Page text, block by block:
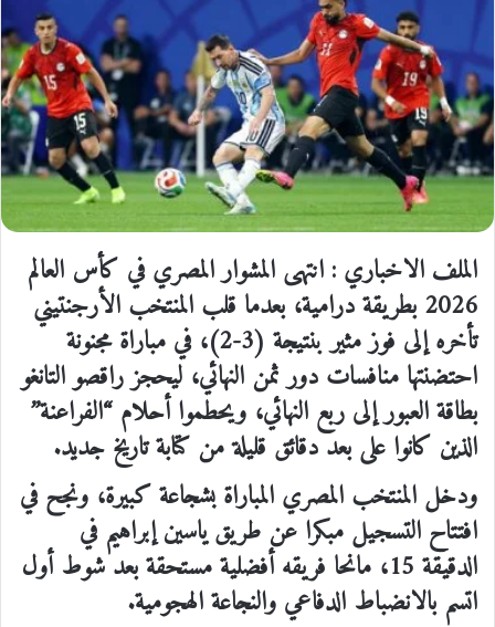
الملف الاخباري : انتهى المشوار المصري في كأس العالم
2026 بطريقة درامية، بعدما قلب المنتخب الأرجنتيني
تأخره إلى فوز مثير بنتيجة (3-2)، في مباراة مجنونة
احتضنتها منافسات دور ثمن النهائي، ليحجز راقصو التانغو
بطاقة العبور إلى ربع النهائي، ويحطموا أحلام “الفراعنة”
الذين كانوا على بعد دقائق قليلة من كتابة تاريخ جديد.
ودخل المنتخب المصري المباراة بشجاعة كبيرة، ونجح في
افتتاح التسجيل مبكرا عن طريق ياسين إبراهيم في
الدقيقة 15، مانحا فريقه أفضلية مستحقة بعد شوط أول
اتسم بالانضباط الدفاعي والنجاعة الهجومية.